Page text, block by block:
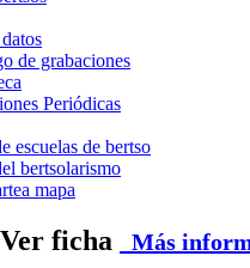
de grabaciones
Periódicas
escuelas de bertso
bertsolarismo
mapa
ficha Más